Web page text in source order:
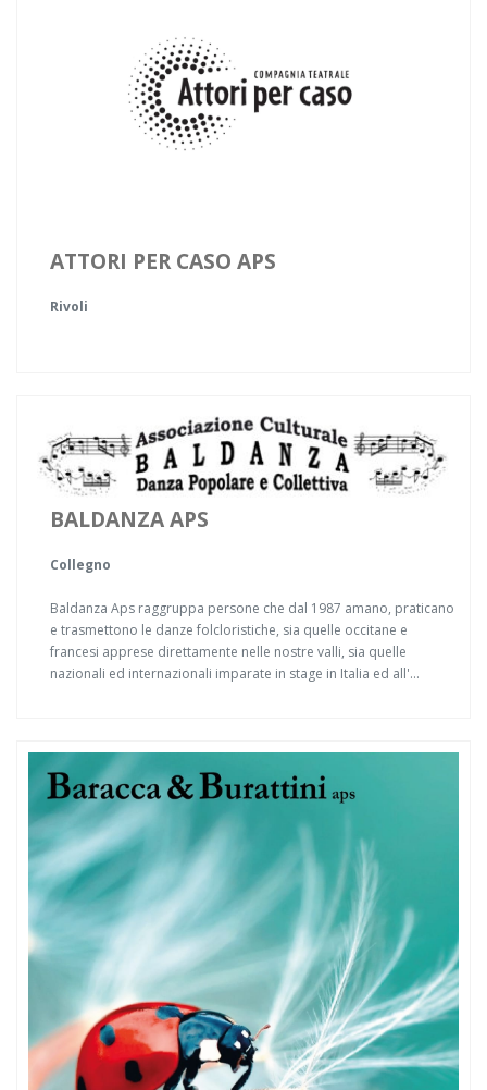
ATTORI PER CASO APS
Rivoli
BALDANZA APS
Collegno
Baldanza Aps raggruppa persone che dal 1987 amano, praticano
e trasmettono le danze folcloristiche, sia quelle occitane e
francesi apprese direttamente nelle nostre valli, sia quelle
nazionali ed internazionali imparate in stage in Italia ed all'...